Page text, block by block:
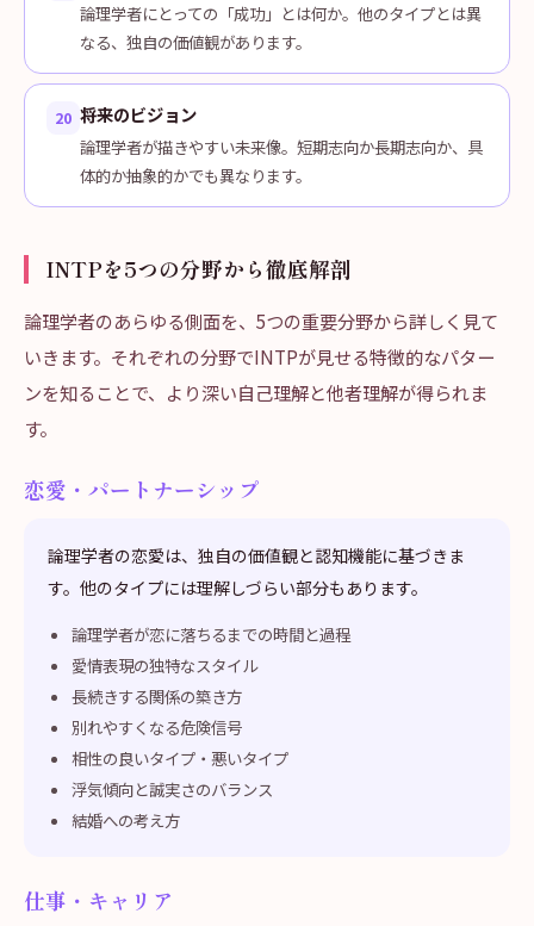
論理学者にとっての「成功」とは何か。他のタイプとは異
なる、独自の価値観があります。
20 将来のビジョン
論理学者が描きやすい未来像。短期志向か長期志向か、具
体的か抽象的かでも異なります。
INTPを5つの分野から徹底解剖
論理学者のあらゆる側面を、5つの重要分野から詳しく見て
いきます。それぞれの分野でINTPが見せる特徴的なパター
ンを知ることで、より深い自己理解と他者理解が得られま
す。
恋愛・パートナーシップ
論理学者の恋愛は、独自の価値観と認知機能に基づきま
す。他のタイプには理解しづらい部分もあります。
論理学者が恋に落ちるまでの時間と過程
愛情表現の独特なスタイル
長続きする関係の築き方
別れやすくなる危険信号
相性の良いタイプ・悪いタイプ
浮気傾向と誠実さのバランス
結婚への考え方
仕事・キャリア